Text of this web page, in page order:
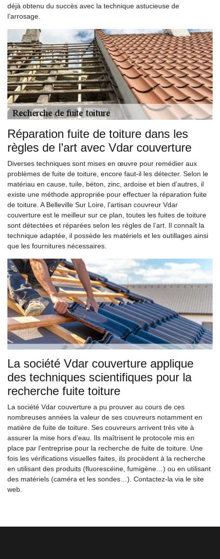
déjà obtenu du succès avec la technique astucieuse de
l’arrosage.
Réparation fuite de toiture dans les
règles de l’art avec Vdar couverture
Diverses techniques sont mises en œuvre pour remédier aux
problèmes de fuite de toiture, encore faut-il les détecter. Selon le
matériau en cause, tuile, béton, zinc, ardoise et bien d’autres, il
existe une méthode appropriée pour effectuer la réparation fuite
de toiture. A Belleville Sur Loire, l’artisan couvreur Vdar
couverture est le meilleur sur ce plan, toutes les fuites de toiture
sont détectées et réparées selon les règles de l’art. Il connaît la
technique adaptée, il possède les matériels et les outillages ainsi
que les fournitures nécessaires.
La société Vdar couverture applique
des techniques scientifiques pour la
recherche fuite toiture
La société Vdar couverture a pu prouver au cours de ces
nombreuses années la valeur de ses couvreurs notamment en
matière de fuite de toiture. Ses couvreurs arrivent très vite à
assurer la mise hors d’eau. Ils maîtrisent le protocole mis en
place par l’entreprise pour la recherche de fuite de toiture. Une
fois les vérifications visuelles faites, ils procèdent à la recherche
en utilisant des produits (fluorescéine, fumigène…) ou en utilisant
des matériels (caméra et les sondes…). Contactez-la via le site
web.